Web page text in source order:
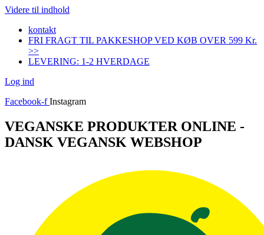
Videre til indhold
kontakt
FRI FRAGT TIL PAKKESHOP VED KØB OVER 599 Kr.
>>
LEVERING: 1-2 HVERDAGE
Log ind
Facebook-f Instagram
VEGANSKE PRODUKTER ONLINE -
DANSK VEGANSK WEBSHOP